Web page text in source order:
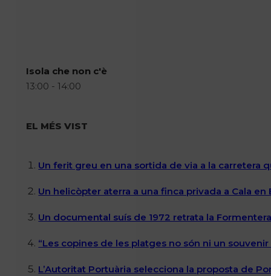
Isola che non c'è
13:00 - 14:00
EL MÉS VIST
Un ferit greu en una sortida de via a la carretera
Un helicòpter aterra a una finca privada a Cala
Un documental suís de 1972 retrata la
“Les copines de les platges no són ni un
L’Autoritat Portuària selecciona la proposta de